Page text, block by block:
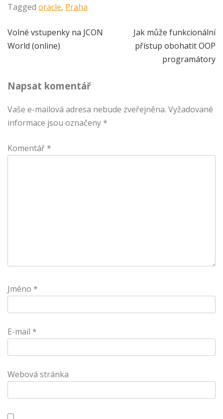
Tagged oracle, Praha
Navigace
Volné vstupenky na JCON
World (online)
Jak může funkcionální
přístup obohatit OOP
programátory
Napsat komentář
Vaše e-mailová adresa nebude zveřejněna. Vyžadované
informace jsou označeny *
Komentář *
Jméno *
E-mail *
Webová stránka